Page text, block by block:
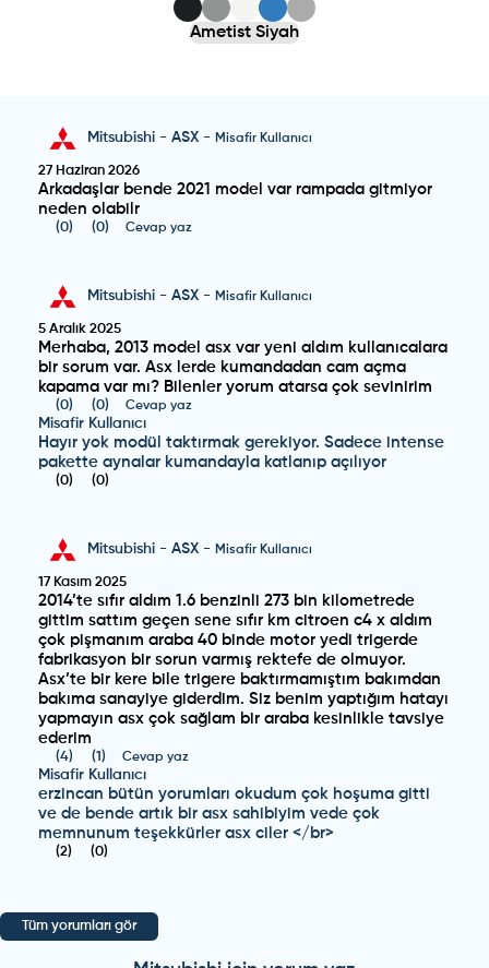
Ametist Siyah
Mitsubishi -ASX - Misafir Kullanıcı
27 Haziran 2026
Arkadaşlar bende 2021 model var rampada gitmiyor
neden olabilr
(0) (0) Cevap yaz
Mitsubishi -ASX - Misafir Kullanıcı
5 Aralık 2025
Merhaba, 2013 model asx var yeni aldım kullanıcalara
bir sorum var. Asx lerde kumandadan cam açma
kapama var mı? Bilenler yorum atarsa çok sevinirim
(0) (0) Cevap yaz
Misafir Kullanıcı
Hayır yok modül taktırmak gerekiyor. Sadece intense
pakette aynalar kumandayla katlanıp açılıyor
(0) (0)
Mitsubishi -ASX - Misafir Kullanıcı
17 Kasım 2025
2014’te sıfır aldım 1.6 benzinli 273 bin kilometrede
gittim sattım geçen sene sıfır km citroen c4 x aldım
çok pişmanım araba 40 binde motor yedi trigerde
fabrikasyon bir sorun varmış rektefe de olmuyor.
Asx’te bir kere bile trigere baktırmamıştım bakımdan
bakıma sanayiye giderdim. Siz benim yaptığım hatayı
yapmayın asx çok sağlam bir araba kesinlikle tavsiye
ederim
(4) (1 ) Cevap yaz
Misafir Kullanıcı
erzincan bütün yorumları okudum çok hoşuma gitti
ve de bende artık bir asx sahibiyim vede çok
memnunum teşekkürler asx ciler </br>
(2) (0)
kronik sorunlu asx’in motoru sağlamdır
(1) (0)
Tüm yorumları gör